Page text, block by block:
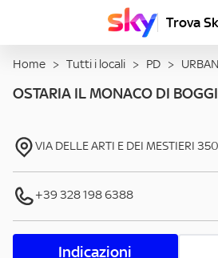
Trova
Home > Tutti i locali > PD >
OSTARIA IL MONACO DI
VIA DELLE ARTI E DEI MESTIERI
+39 328 198 6388
Indicazioni